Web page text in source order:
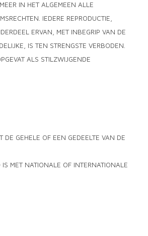
IN HET ALGEMEEN ALLE
IEDERE REPRODUCTIE,
ERVAN, MET INBEGRIP VAN DE
IS TEN STRENGSTE VERBODEN.
ALS STILZWIJGENDE
GEHELE OF EEN GEDEELTE VAN DE
MET NATIONALE OF INTERNATIONALE